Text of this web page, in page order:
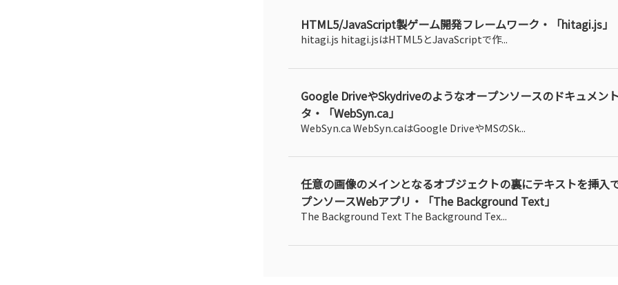
HTML5/JavaScript製ゲーム開発フレームワーク・「hitagi.js」
hitagi.js hitagi.jsはHTML5とJavaScriptで作...
Google DriveやSkydriveのようなオープンソースのドキュメン
タ・「WebSyn.ca」
WebSyn.ca WebSyn.caはGoogle DriveやMSのSk...
任意の画像のメインとなるオブジェクトの裏にテキストを挿入
プンソースWebアプリ・「The Background Text」
The Background Text The Background Tex...